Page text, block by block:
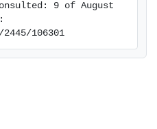
9 of August
106301